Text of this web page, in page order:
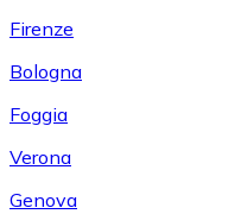
Firenze
Bologna
Foggia
Verona
Genova